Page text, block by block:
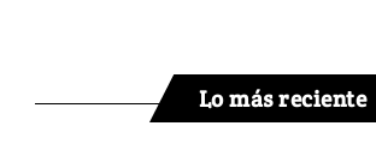
Lo más reciente